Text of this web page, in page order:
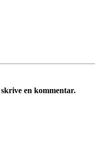
en kommentar.